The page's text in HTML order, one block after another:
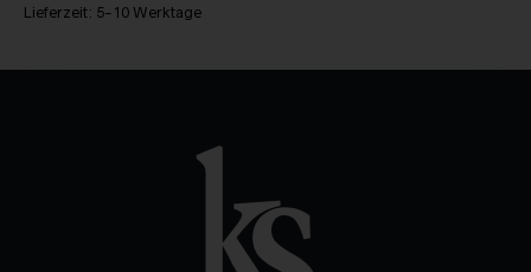
Lieferzeit: 5-10 Werktage